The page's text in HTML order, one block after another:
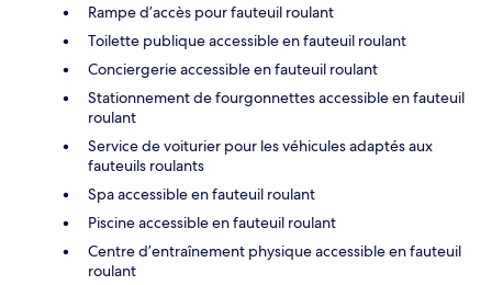
Rampe d’accès pour fauteuil roulant
Toilette publique accessible en fauteuil roulant
Conciergerie accessible en fauteuil roulant
Stationnement de fourgonnettes accessible en fauteuil
roulant
Service de voiturier pour les véhicules adaptés aux
fauteuils roulants
Spa accessible en fauteuil roulant
Piscine accessible en fauteuil roulant
Centre d’entraînement physique accessible en fauteuil
roulant